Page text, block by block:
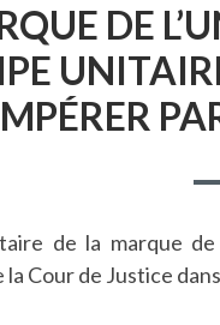
DE
de la marque
la Cour de Justice